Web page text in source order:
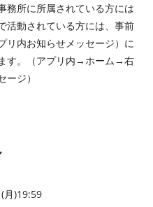
務所に所属されている方には
活動されている方には、事前
リ内お知らせメッセージ）に
す。（アプリ内→ホーム→右
ジ）
月)19:59